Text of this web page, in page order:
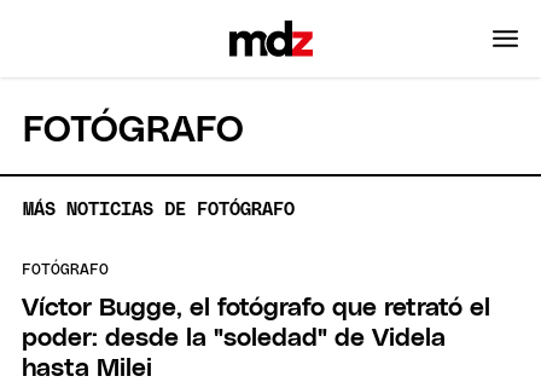
FOTÓGRAFO
MÁS NOTICIAS DE FOTÓGRAFO
FOTÓGRAFO
Víctor Bugge, el fotógrafo que retrató el
poder: desde la "soledad" de Videla
hasta Milei